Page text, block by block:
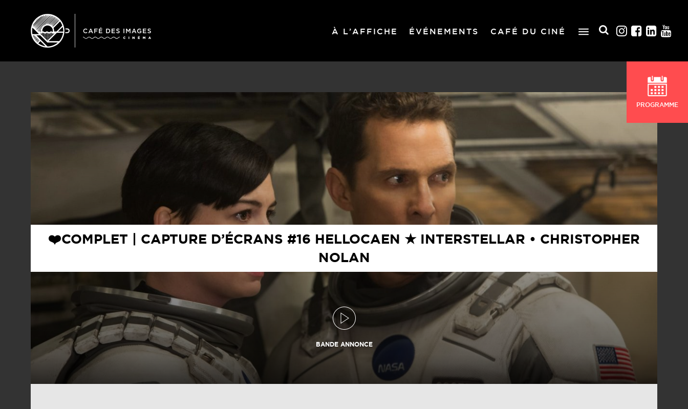
À L’AFFICHE ÉVÉNEMENTS CAFÉ DU CINÉ
PROGRAMME
❤️COMPLET | CAPTURE D’ÉCRANS #16 HELLOCAEN ★ INTERSTELLAR • CHRISTOPHER
NOLAN
BANDE ANNONCE